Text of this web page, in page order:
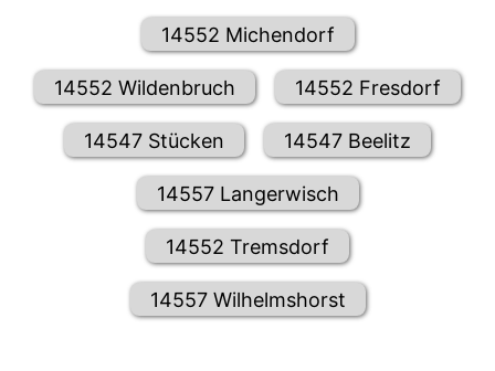
14552 Michendorf
14552 Wildenbruch 14552 Fresdorf
14547 Stücken 14547 Beelitz
14557 Langerwisch
14552 Tremsdorf
14557 Wilhelmshorst